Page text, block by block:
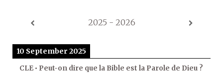
2025 - 2026
10 September 2025
CLE • Peut-on dire que la Bible est la Parole de Dieu ?